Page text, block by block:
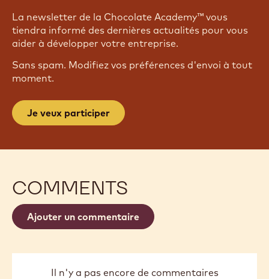
La newsletter de la Chocolate Academy™ vous
tiendra informé des dernières actualités pour vous
aider à développer votre entreprise.
Sans spam. Modifiez vos préférences d'envoi à tout
moment.
Je veux participer
COMMENTS
Ajouter un commentaire
Il n'y a pas encore de commentaires